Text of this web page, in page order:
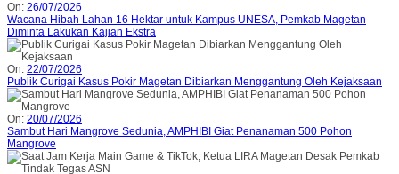
On: 26/07/2026
Wacana Hibah Lahan 16 Hektar untuk Kampus UNESA, Pemkab Magetan
Diminta Lakukan Kajian Ekstra
On: 22/07/2026
Publik Curigai Kasus Pokir Magetan Dibiarkan Menggantung Oleh Kejaksaan
On: 20/07/2026
Sambut Hari Mangrove Sedunia, AMPHIBI Giat Penanaman 500 Pohon
Mangrove